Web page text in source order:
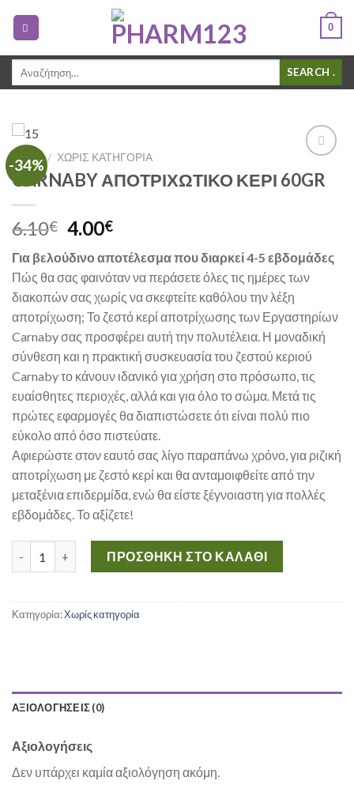
0
Αναζήτηση
.
-34%
Add to
Wishlist
SHOP / ΧΩΡΊΣ ΚΑΤΗΓΟΡΊΑ
CARNABY ΑΠΟΤΡΙΧΩΤΙΚΟ ΚΕΡΙ 60GR
6.10€ 4.00€
Για βελούδινο αποτέλεσμα που διαρκεί 4-5 εβδομάδες
Πώς θα σας φαινόταν να περάσετε όλες τις ημέρες των
διακοπών σας χωρίς να σκεφτείτε καθόλου την λέξη
αποτρίχωση; Το ζεστό κερί αποτρίχωσης των Εργαστηρίων
Carnaby σας προσφέρει αυτή την πολυτέλεια. Η μοναδική
σύνθεση και η πρακτική συσκευασία του ζεστού κεριού
Carnaby το κάνουν ιδανικό για χρήση στο πρόσωπο, τις
ευαίσθητες περιοχές, αλλά και για όλο το σώμα. Μετά τις
πρώτες εφαρμογές θα διαπιστώσετε ότι είναι πολύ πιο
εύκολο από όσο πιστεύατε.
Αφιερώστε στον εαυτό σας λίγο παραπάνω χρόνο, για ριζική
αποτρίχωση με ζεστό κερί και θα ανταμοιφθείτε από την
μεταξένια επιδερμίδα, ενώ θα είστε ξέγνοιαστη για πολλές
εβδομάδες. Το αξίζετε!
CARNABY ΑΠΟΤΡΙΧΩΤΙΚΟ ΚΕΡΙ 60GR ποσότητα
ΠΡΟΣΘΉΚΗ ΣΤΟ ΚΑΛΆΘΙ
Κατηγορία:Χωρίς κατηγορία
ΑΞΙΟΛΟΓΉΣΕΙΣ (0)
Αξιολογήσεις
Δεν υπάρχει καμία αξιολόγηση ακόμη.